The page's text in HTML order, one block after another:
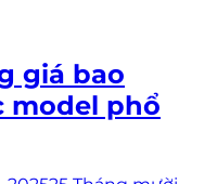
giá bao
model phổ